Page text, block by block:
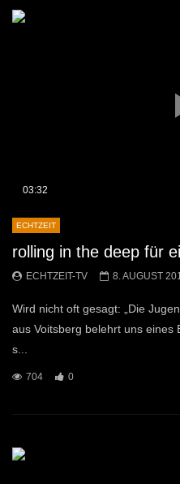
03:32
ECHTZEIT
rolling in the deep für
ECHTZEIT-TV 8. AUGUST
Wird nicht oft gesagt: „Die
aus Voitsberg belehrt uns eines
s...
704 0